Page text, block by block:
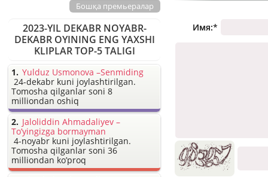
Имя:*
Бошқа премьералар
2023-YIL DEKABR NOYABR-
DEKABR OYINING ENG YAXSHI
KLIPLAR TOP-5 TALIGI
Yulduz Usmonova –Senmiding
24-dekabr kuni joylashtirilgan.
Tomosha qilganlar soni 8
milliondan oshiq
Jaloliddin Ahmadaliyev –
To’yingizga bormayman
4-noyabr kuni joylashtirilgan.
Tomosha qilganlar soni 36
milliondan ko’proq